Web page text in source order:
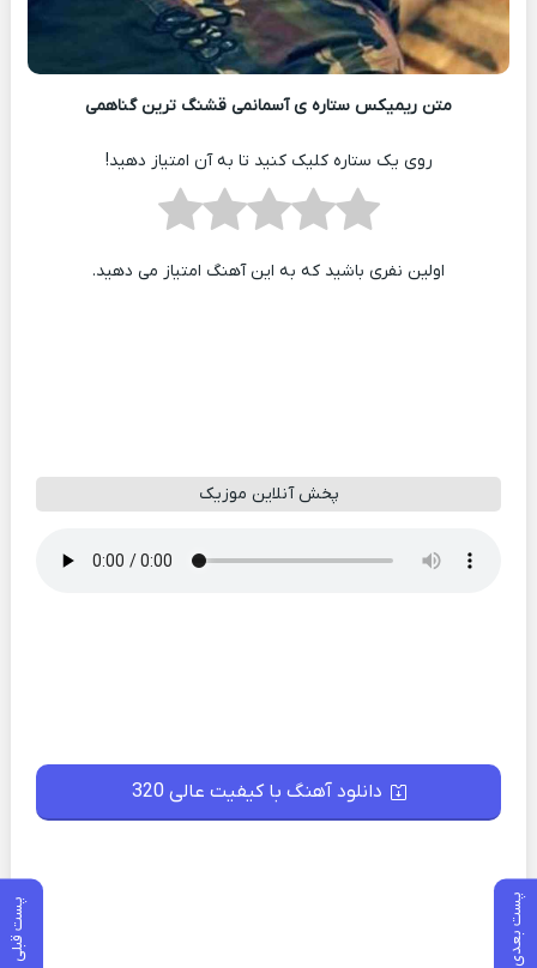
پست بعدی پست قبلی
متن ریمیکس ستاره ی آسمانمی قشنگ ترین گناهمی
روی یک ستاره کلیک کنید تا به آن امتیاز دهید!
اولین نفری باشید که به این آهنگ امتیاز می دهید.
پخش آنلاین موزیک
دانلود آهنگ با کیفیت عالی 320